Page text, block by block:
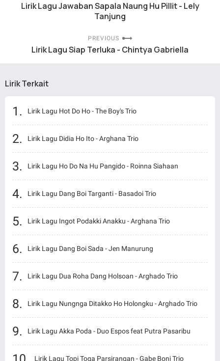
Lirik Lagu Jawaban Sapala Naung Hu Pillit - Lely
Tanjung
PREVIOUS
Lirik Lagu Siap Terluka - Chintya Gabriella
Lirik Terkait
Lirik Lagu Hot Do Ho - The Boy's Trio
Lirik Lagu Didia Ho Ito - Arghana Trio
Lirik Lagu Ho Do Na Hu Pangido - Roinna Siahaan
Lirik Lagu Dang Boi Targanti - Basadoi Trio
Lirik Lagu Ingot Podakki Anakku - Arghana Trio
Lirik Lagu Dang Boi Sada - Jen Manurung
Lirik Lagu Dua Roha Dang Holsoan - Arghado Trio
Lirik Lagu Nungnga Ditakko Ho Holongku - Arghado Trio
Lirik Lagu Akka Poda - Duo Espos feat Putra Pasaribu
Lirik Lagu Topi Toga Parsirangan - Gabe Boni Trio